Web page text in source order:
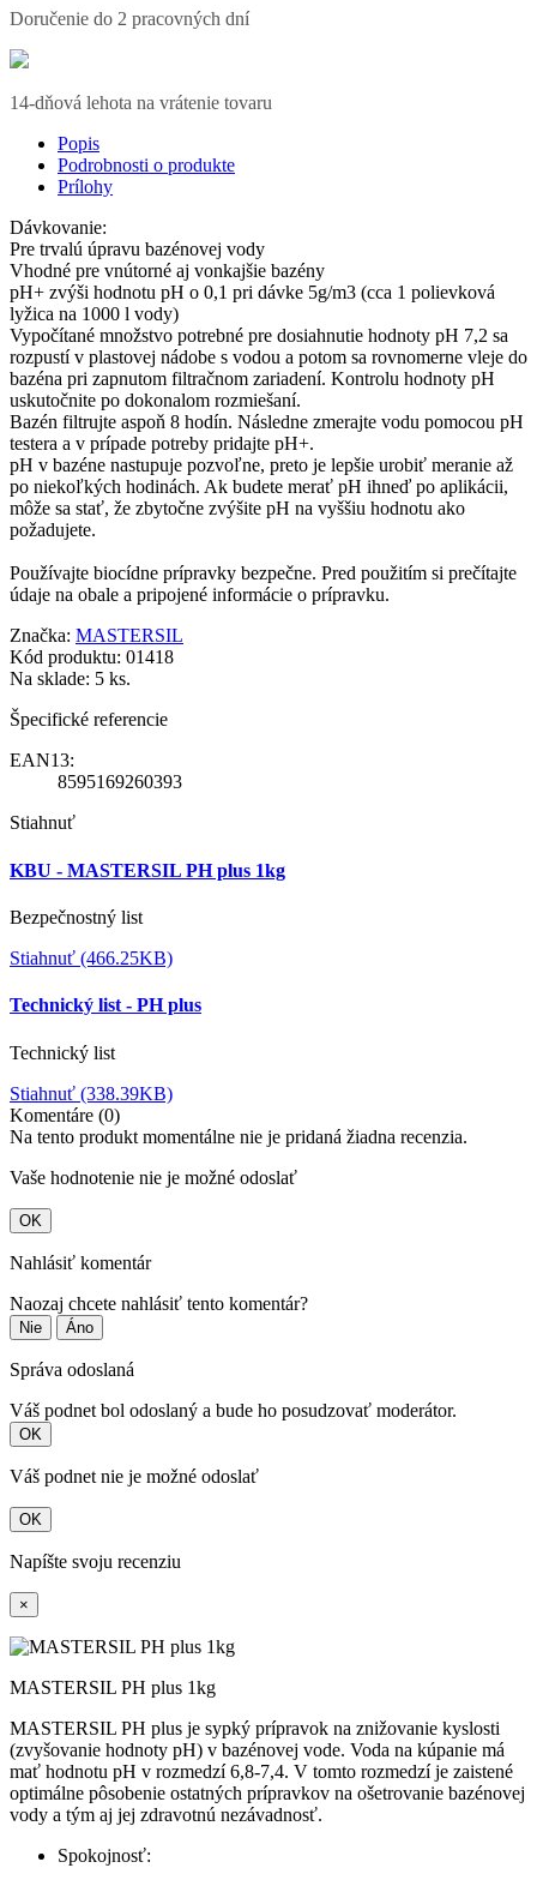
Doručenie do 2 pracovných dní
14-dňová lehota na vrátenie tovaru
Popis
Podrobnosti o produkte
Prílohy
Dávkovanie:
Pre trvalú úpravu bazénovej vody
Vhodné pre vnútorné aj vonkajšie bazény
pH+ zvýši hodnotu pH o 0,1 pri dávke 5g/m3 (cca 1 polievková
lyžica na 1000 l vody)
Vypočítané množstvo potrebné pre dosiahnutie hodnoty pH 7,2 sa
rozpustí v plastovej nádobe s vodou a potom sa rovnomerne vleje do
bazéna pri zapnutom filtračnom zariadení. Kontrolu hodnoty pH
uskutočnite po dokonalom rozmiešaní.
Bazén filtrujte aspoň 8 hodín. Následne zmerajte vodu pomocou pH
testera a v prípade potreby pridajte pH+.
pH v bazéne nastupuje pozvoľne, preto je lepšie urobiť meranie až
po niekoľkých hodinách. Ak budete merať pH ihneď po aplikácii,
môže sa stať, že zbytočne zvýšite pH na vyššiu hodnotu ako
požadujete.
Používajte biocídne prípravky bezpečne. Pred použitím si prečítajte
údaje na obale a pripojené informácie o prípravku.
Značka: MASTERSIL
Kód produktu: 01418
Na sklade: 5 ks.
Špecifické referencie
EAN13:
8595169260393
Stiahnuť
KBU - MASTERSIL PH plus 1kg
Bezpečnostný list
Stiahnuť (466.25KB)
Technický list - PH plus
Technický list
Stiahnuť (338.39KB)
Komentáre (0)
Na tento produkt momentálne nie je pridaná žiadna recenzia.
Vaše hodnotenie nie je možné odoslať
OK
Nahlásiť komentár
Naozaj chcete nahlásiť tento komentár?
Nie Áno
Správa odoslaná
Váš podnet bol odoslaný a bude ho posudzovať moderátor.
OK
Váš podnet nie je možné odoslať
OK
Napíšte svoju recenziu
×
MASTERSIL PH plus 1kg
MASTERSIL PH plus je sypký prípravok na znižovanie kyslosti
(zvyšovanie hodnoty pH) v bazénovej vode. Voda na kúpanie má
mať hodnotu pH v rozmedzí 6,8-7,4. V tomto rozmedzí je zaistené
optimálne pôsobenie ostatných prípravkov na ošetrovanie bazénovej
vody a tým aj jej zdravotnú nezávadnosť.
Spokojnosť: